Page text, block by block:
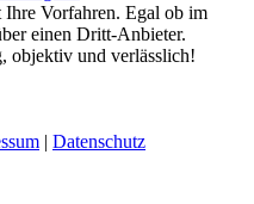
Vorfahren. Egal ob im
einen Dritt-Anbieter.
objektiv und verlässlich!
| Datenschutz